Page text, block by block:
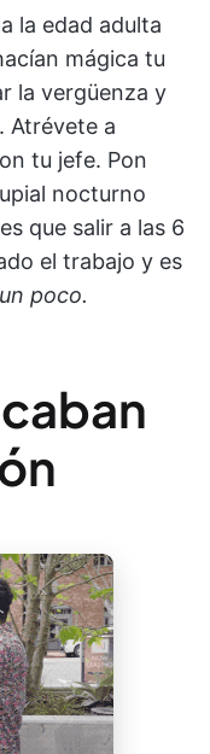
la edad adulta
mágica tu
la vergüenza y
Atrévete a
tu jefe. Pon
nocturno
que salir a las 6
el trabajo y es
poco.